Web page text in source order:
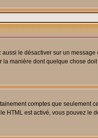
le désactiver sur un
manière dont quelque chose
comptes que seulement
est activé, vous pouvez le